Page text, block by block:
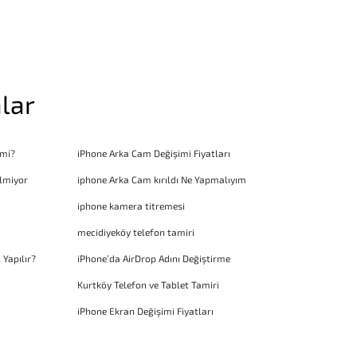
iPhone Arka Cam Değişimi Fiyatları
iphone Arka Cam kırıldı Ne Yapmalıyım
iphone kamera titremesi
mecidiyeköy telefon tamiri
iPhone’da AirDrop Adını Değiştirme
Kurtköy Telefon ve Tablet Tamiri
iPhone Ekran Değişimi Fiyatları